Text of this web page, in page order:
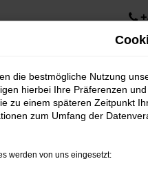
die bestmögliche Nutzung
hierbei Ihre Präferenzen
zu einem späteren Zeitpunkt
zum Umfang der
werden von uns eingesetzt: